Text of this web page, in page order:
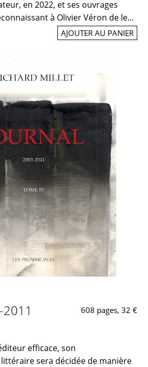
en 2022, et ses ouvrages
à Olivier Véron de le...
AJOUTER AU PANIER
608 pages, 32 €
efficace, son
sera décidée de manière